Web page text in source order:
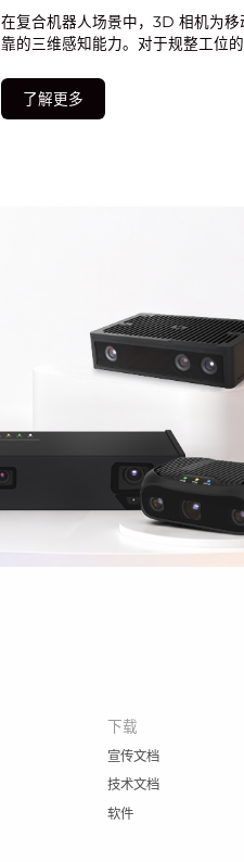
在复合机器人场景中，3D 相机为
靠的三维感知能力。对于规整工位
装配作业
了解更多
下载
宣传文档
技术文档
软件